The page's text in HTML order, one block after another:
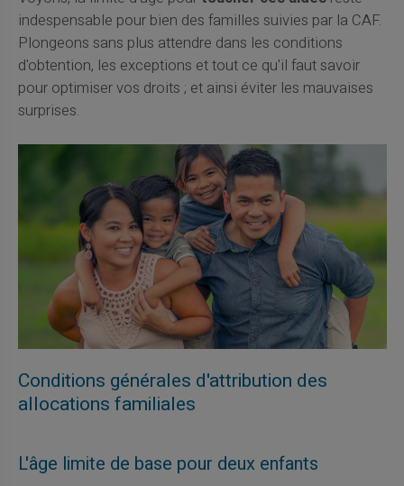
indespensable pour bien des familles suivies par la CAF.
Plongeons sans plus attendre dans les conditions
d'obtention, les exceptions et tout ce qu'il faut savoir
pour optimiser vos droits ; et ainsi éviter les mauvaises
surprises.
Conditions générales d'attribution des
allocations familiales
L'âge limite de base pour deux enfants